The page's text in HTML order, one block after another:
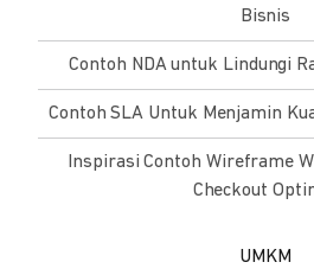
Bisnis
Contoh NDA untuk Lindungi
Contoh SLA Untuk Menjamin
Inspirasi Contoh Wireframe
Checkout
UMKM